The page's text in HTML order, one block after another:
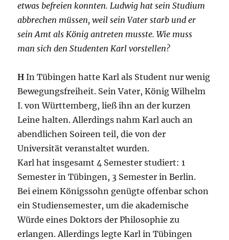
etwas befreien konnten. Ludwig hat sein Studium
abbrechen müssen, weil sein Vater starb und er
sein Amt als König antreten musste. Wie muss
man sich den Studenten Karl vorstellen?
H In Tübingen hatte Karl als Student nur wenig
Bewegungsfreiheit. Sein Vater, König Wilhelm
I. von Württemberg, ließ ihn an der kurzen
Leine halten. Allerdings nahm Karl auch an
abendlichen Soireen teil, die von der
Universität veranstaltet wurden.
Karl hat insgesamt 4 Semester studiert: 1
Semester in Tübingen, 3 Semester in Berlin.
Bei einem Königssohn genügte offenbar schon
ein Studiensemester, um die akademische
Würde eines Doktors der Philosophie zu
erlangen. Allerdings legte Karl in Tübingen